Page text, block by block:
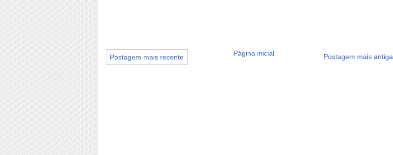
Postagem mais recente Postagem mais antiga
Página inicial